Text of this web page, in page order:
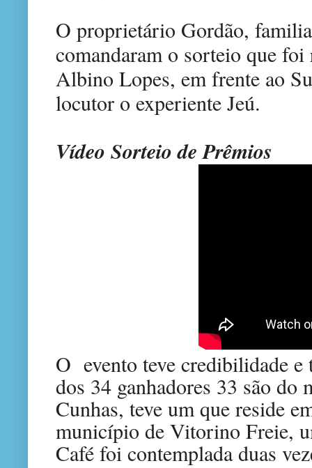
O proprietário Gordão,
comandaram o sorteio que
Albino Lopes, em frente ao
locutor o experiente Jeú.
Vídeo Sorteio de Prêmios
O evento teve credibilidade
dos 34 ganhadores 33 são
Cunhas, teve um que reside
município de Vitorino Freie,
Café foi contemplada duas